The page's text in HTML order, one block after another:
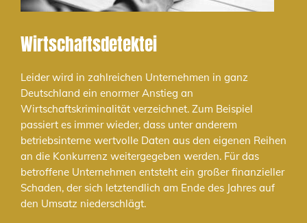
Wirtschaftsdetektei
Leider wird in zahlreichen Unternehmen in ganz
Deutschland ein enormer Anstieg an
Wirtschaftskriminalität verzeichnet. Zum Beispiel
passiert es immer wieder, dass unter anderem
betriebsinterne wertvolle Daten aus den eigenen Reihen
an die Konkurrenz weitergegeben werden. Für das
betroffene Unternehmen entsteht ein großer finanzieller
Schaden, der sich letztendlich am Ende des Jahres auf
den Umsatz niederschlägt.